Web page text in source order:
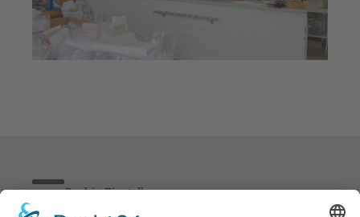
Cookie-Einstellungen